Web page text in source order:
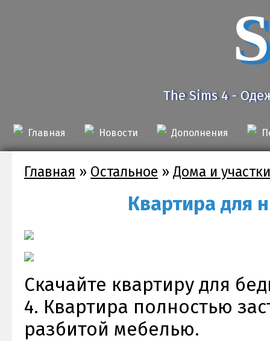
The Sims 4 -
Главная Новости Дополнения
Главная » Остальное » Дома и участки
Квартира для
Скачайте квартиру для
4. Квартира полностью
разбитой мебелью.